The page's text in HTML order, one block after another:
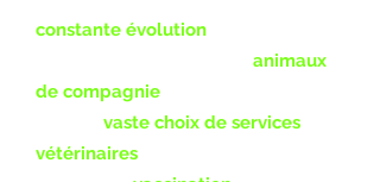
constante évolution
animaux
de compagnie
vaste choix de services
vétérinaires